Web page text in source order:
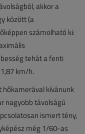
akkor a
között (a
számolható ki:
tehát a fenti
km/h.
kívánunk
nagyobb távolságú
ismert tény,
még 1/60-as